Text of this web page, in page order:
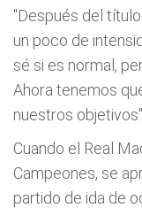
"Después del
un poco de
sé si es normal,
Ahora tenemos
nuestros
Cuando el Real
Campeones, se
partido de ida de